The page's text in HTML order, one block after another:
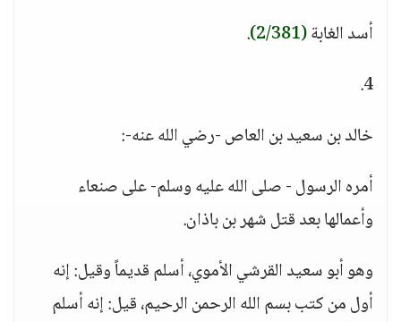
أسد الغابة(2/381)
.
4.
خالد بن سعيد بن العاص -رضي الله عنه-:
أمره الرسول - صلى الله عليه وسلم- على صنعاء
وأعمالها بعد قتل شهر بن باذان.
وهو أبو سعيد القرشي الأموي، أسلم قديماً وقيل: إنه
أول من كتب بسم الله الرحمن الرحيم، قيل: إنه أسلم